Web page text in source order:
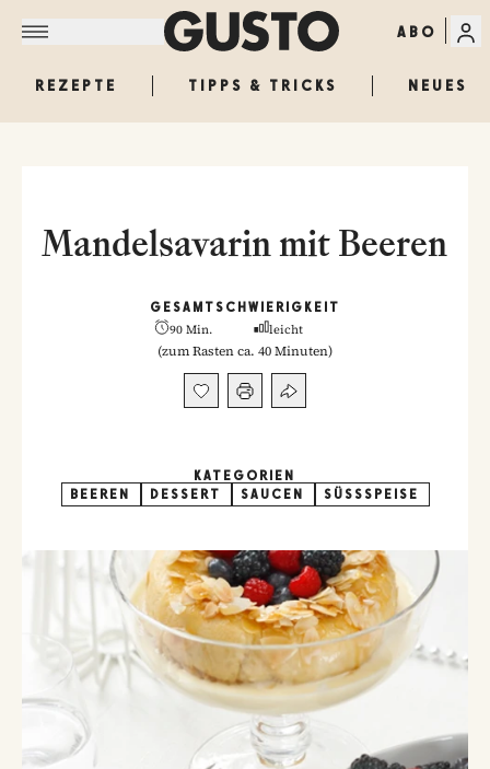
ABO
REZEPTE TIPPS & TRICKS NEUES
Mandelsavarin mit Beeren
GESAMT
90 Min.
SCHWIERIGKEIT
leicht
(zum Rasten ca. 40 Minuten)
KATEGORIEN
BEEREN
DESSERT SAUCEN SÜSSSPEISE